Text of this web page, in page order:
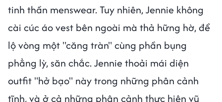
tinh thần menswear. Tuy nhiên, Jennie không
cài cúc áo vest bên ngoài mà thả hững hờ, để
lộ vòng một "căng tràn" cùng phần bụng
phẳng lỳ, săn chắc. Jennie thoải mái diện
outfit "hở bạo" này trong những phân cảnh
tĩnh, và ở cả những phân cảnh thực hiện vũ